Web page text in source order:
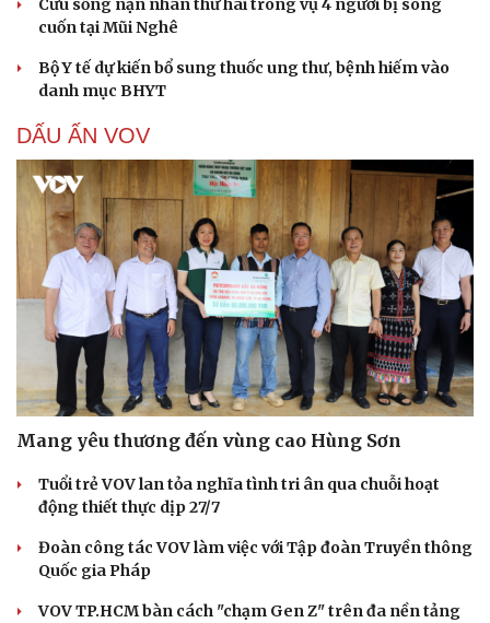
Cải chính
Cứu sống nạn nhân thứ hai trong vụ 4 người bị sóng
cuốn tại Mũi Nghê
Bộ Y tế dự kiến bổ sung thuốc ung thư, bệnh hiếm vào
danh mục BHYT
DẤU ẤN VOV
Mang yêu thương đến vùng cao Hùng Sơn
Tuổi trẻ VOV lan tỏa nghĩa tình tri ân qua chuỗi hoạt
động thiết thực dịp 27/7
Đoàn công tác VOV làm việc với Tập đoàn Truyền thông
Quốc gia Pháp
VOV TP.HCM bàn cách "chạm Gen Z" trên đa nền tảng